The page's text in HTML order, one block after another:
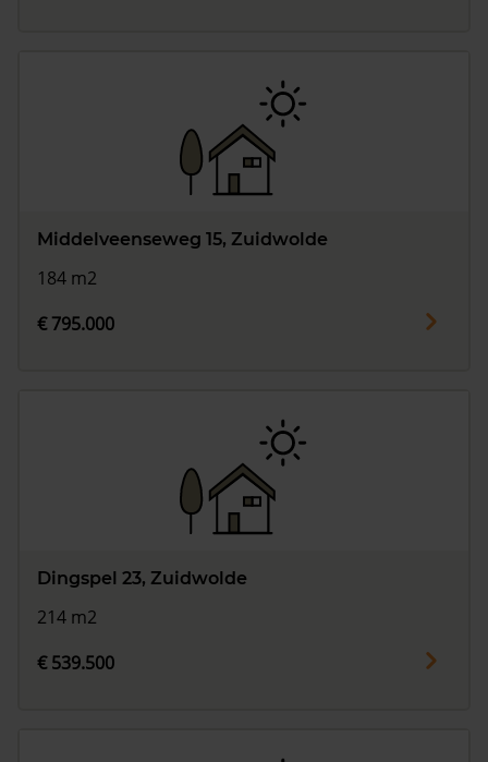
Middelveenseweg 15, Zuidwolde
184 m2
€ 795.000
Dingspel 23, Zuidwolde
214 m2
€ 539.500